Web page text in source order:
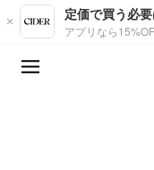
Skip to main content
定価で買う必要
アプリなら